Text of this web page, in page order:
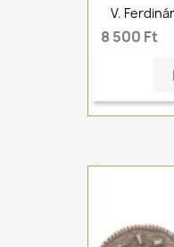
V.
8 500 Ft